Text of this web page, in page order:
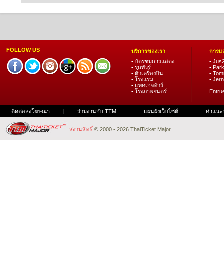
FOLLOW US
บริการของเรา
• บัตรชมการแสดง
• รถทัวร์
• ตั๋วเครื่องบิน
• โรงแรม
• แพคเกจทัวร์
• โรงภาพยนตร์
การแ
•
•
•
•
ติดต่อลงโฆษณา | ร่วมงานกับ TTM | แผนผังเว็บไซต์ | คำแน
สงวนสิทธิ์ © 2000 - 2026 ThaiTicket Major